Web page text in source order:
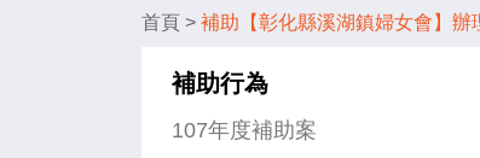
首頁 > 補助【彰化縣溪湖鎮婦女會】
補助行為
107年度補助案